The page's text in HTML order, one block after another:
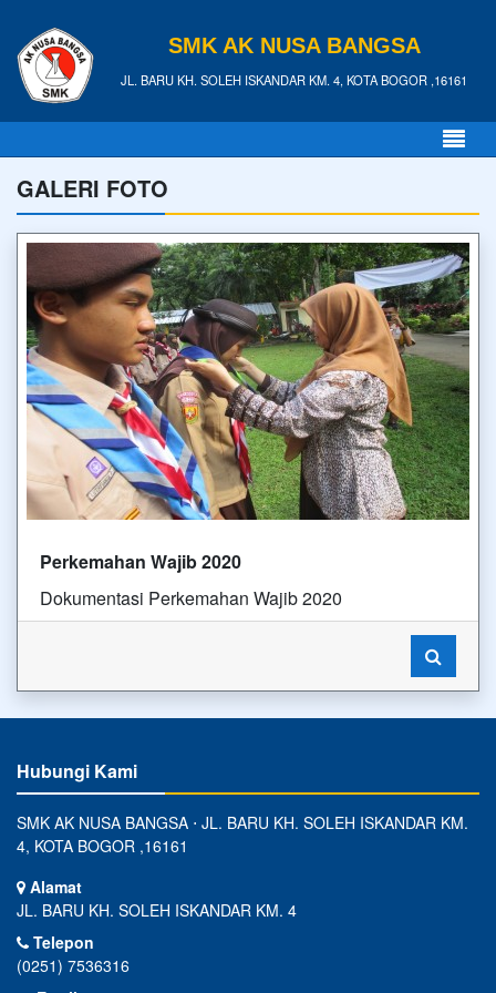
SMK AK NUSA BANGSA
JL. BARU KH. SOLEH ISKANDAR KM. 4, KOTA BOGOR ,16161
GALERI FOTO
Perkemahan Wajib 2020
Dokumentasi Perkemahan Wajib 2020
Hubungi Kami
SMK AK NUSA BANGSA ⋅ JL. BARU KH. SOLEH ISKANDAR KM.
4, KOTA BOGOR ,16161
Alamat
JL. BARU KH. SOLEH ISKANDAR KM. 4
Telepon
(0251) 7536316